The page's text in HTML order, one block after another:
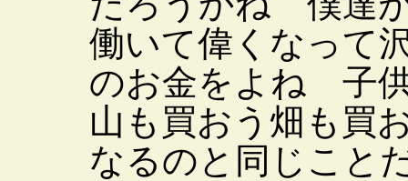
働いて偉くなって
のお金をよね 子
山も買おう畑も買
なるのと同じこと